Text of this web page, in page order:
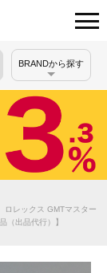
BRANDから探す
ロレックス GMTマスター
（出品代行）】